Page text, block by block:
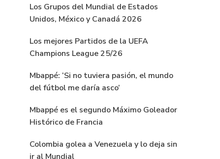
Los Grupos del Mundial de Estados
Unidos, México y Canadá 2026
Los mejores Partidos de la UEFA
Champions League 25/26
Mbappé: ‘Si no tuviera pasión, el mundo
del fútbol me daría asco’
Mbappé es el segundo Máximo Goleador
Histórico de Francia
Colombia golea a Venezuela y lo deja sin
ir al Mundial